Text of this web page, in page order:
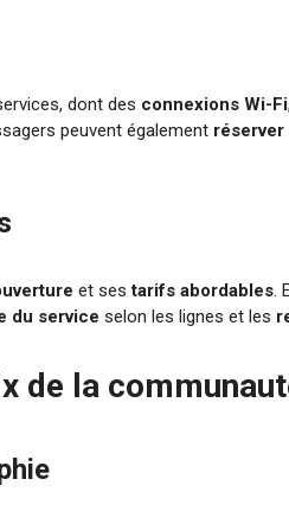
dont des connexions Wi-Fi
peuvent également
et sestarifs abordables.
du service selon les lignes et les
de la